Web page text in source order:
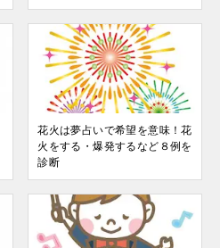
花火は夢占いで希望を意味！花
火をする・爆発するなど８例を
診断